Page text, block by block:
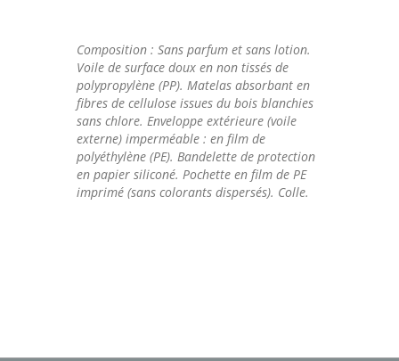
Composition : Sans parfum et sans lotion.
Voile de surface doux en non tissés de
polypropylène (PP). Matelas absorbant en
fibres de cellulose issues du bois blanchies
sans chlore. Enveloppe extérieure (voile
externe) imperméable : en film de
polyéthylène (PE). Bandelette de protection
en papier siliconé. Pochette en film de PE
imprimé (sans colorants dispersés). Colle.